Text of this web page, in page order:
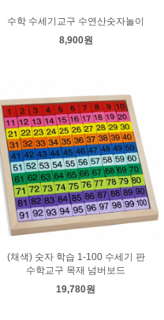
수학 수세기교구 수연산숫자놀이
8,900원
(채색) 숫자 학습 1-100 수세기 판
수학교구 목재 넘버보드
19,780원